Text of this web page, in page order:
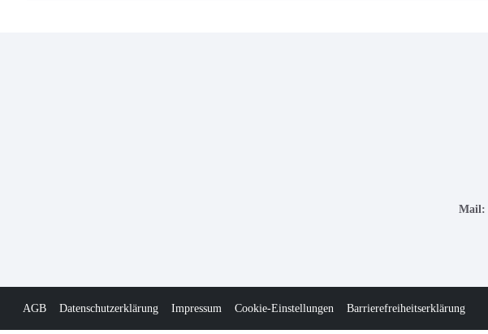
Mail:
AGB Datenschutzerklärung Impressum Cookie-Einstellungen Barrierefreiheitserklärung